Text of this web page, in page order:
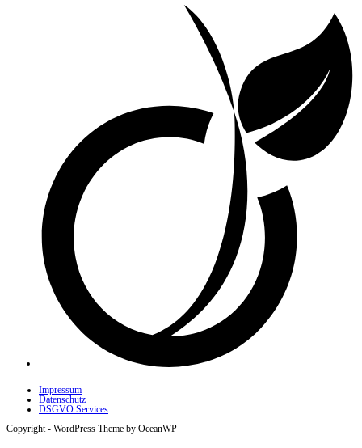
Impressum
Datenschutz
DSGVO Services
Copyright - WordPress Theme by OceanWP